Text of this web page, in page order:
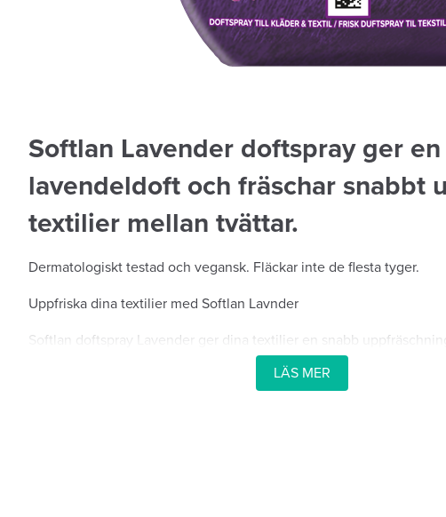
Softlan Lavender doftspray ger
lavendeldoft och fräschar snabbt
textilier mellan tvättar.
Dermatologiskt testad och vegansk. Fläckar inte de flesta tyger.
Uppfriska dina textilier med Softlan Lavnder
Softlan doftspray Lavender ger dina textilier en snabb
en extra doftboost efter tvätt. Spraya på 30 cm avstånd och upplev
lavenderdoften med eteriska oljor. Den vattenbaserade sprayen
LÄS MER